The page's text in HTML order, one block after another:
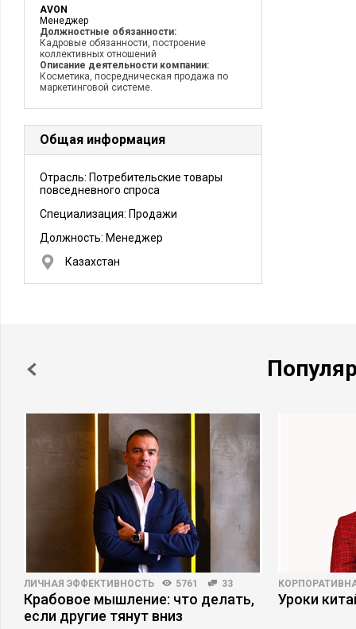
AVON
Менеджер
Должностные обязанности:
Кадровые обязанности, построение
коллективных отношений
Описание деятельности компании:
Косметика, посредническая продажа по
маркетинговой системе.
Общая информация
Отрасль: Потребительские товары
повседневного спроса
Специализация: Продажи
Должность: Менеджер
Казахстан
ЛИЧНАЯ ЭФФЕКТИВНОСТЬ 5761 33
Крабовое мышление: что делать,
если другие тянут вниз
Уроки